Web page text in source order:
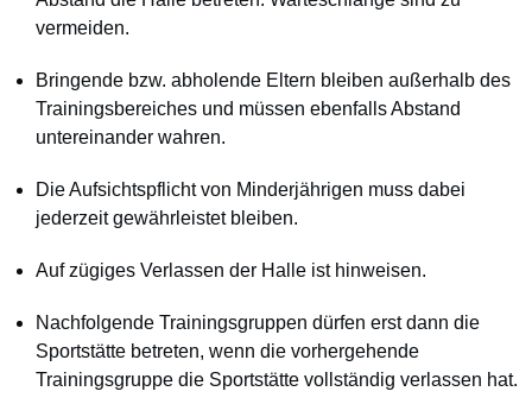
vermeiden.
Bringende bzw. abholende Eltern bleiben außerhalb des
Trainingsbereiches und müssen ebenfalls Abstand
untereinander wahren.
Die Aufsichtspflicht von Minderjährigen muss dabei
jederzeit gewährleistet bleiben.
Auf zügiges Verlassen der Halle ist hinweisen.
Nachfolgende Trainingsgruppen dürfen erst dann die
Sportstätte betreten, wenn die vorhergehende
Trainingsgruppe die Sportstätte vollständig verlassen hat.